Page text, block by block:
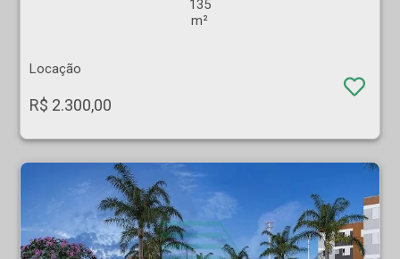
135
m²
Locação
R$ 2.300,00